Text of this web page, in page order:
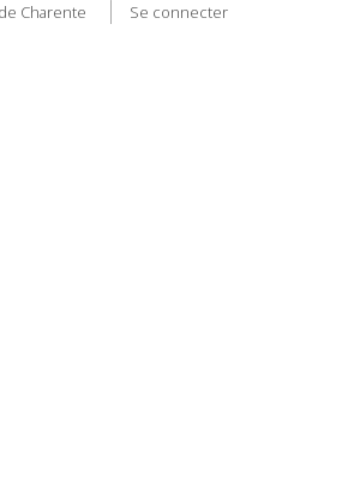
Charente Se connecter